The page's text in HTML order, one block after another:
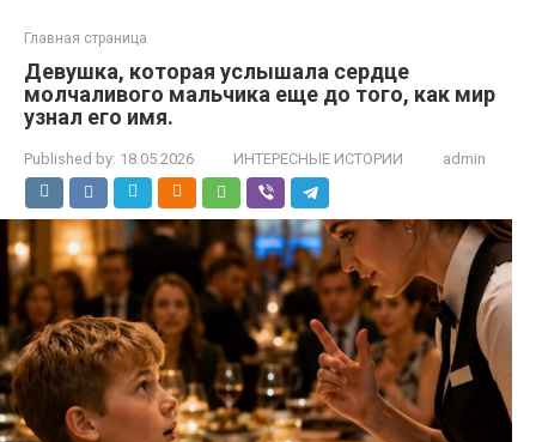
Главная страница
Девушка, которая услышала сердце
молчаливого мальчика еще до того, как мир
узнал его имя.
Published by: 18.05.2026 ИНТЕРЕСНЫЕ ИСТОРИИ admin